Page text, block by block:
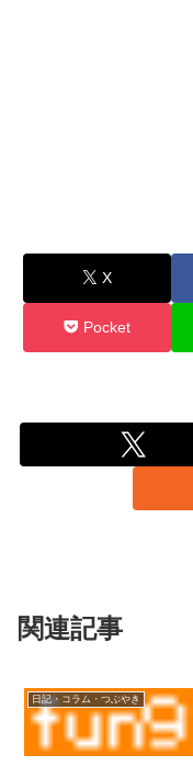
X
Pocket
関連記事
日記・コラム・つぶやき